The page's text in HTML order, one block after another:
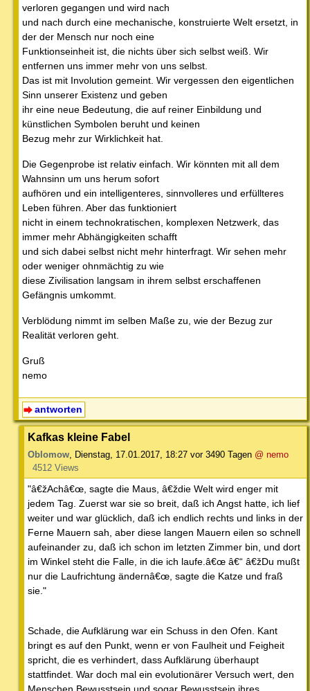
verloren gegangen und wird nach
und nach durch eine mechanische, konstruierte Welt ersetzt, in
der der Mensch nur noch eine
Funktionseinheit ist, die nichts über sich selbst weiß. Wir
entfernen uns immer mehr von uns selbst.
Das ist mit Involution gemeint. Wir vergessen den eigentlichen
Sinn unserer Existenz und geben
ihr eine neue Bedeutung, die auf reiner Einbildung und
künstlichen Symbolen beruht und keinen
Bezug mehr zur Wirklichkeit hat.
Die Gegenprobe ist relativ einfach. Wir könnten mit all dem
Wahnsinn um uns herum sofort
aufhören und ein intelligenteres, sinnvolleres und erfüllteres
Leben führen. Aber das funktioniert
nicht in einem technokratischen, komplexen Netzwerk, das
immer mehr Abhängigkeiten schafft
und sich dabei selbst nicht mehr hinterfragt. Wir sehen mehr
oder weniger ohnmächtig zu wie
diese Zivilisation langsam in ihrem selbst erschaffenen
Gefängnis umkommt.
Verblödung nimmt im selben Maße zu, wie der Bezug zur
Realität verloren geht.
Gruß
nemo
antworten
Kafkas kleine Fabel
Oblomow Dienstag, 17.01.2017, 18:27 vor 3490 Tagen @ nemo
4512 Views
"â€žAchâ€œ, sagte die Maus, â€ždie Welt wird enger mit
jedem Tag. Zuerst war sie so breit, daß ich Angst hatte, ich lief
weiter und war glücklich, daß ich endlich rechts und links in der
Ferne Mauern sah, aber diese langen Mauern eilen so schnell
aufeinander zu, daß ich schon im letzten Zimmer bin, und dort
im Winkel steht die Falle, in die ich laufe.â€œ â€“ â€žDu mußt
nur die Laufrichtung ändernâ€œ, sagte die Katze und fraß
sie."
Schade, die Aufklärung war ein Schuss in den Ofen. Kant
bringt es auf den Punkt, wenn er von Faulheit und Feigheit
spricht, die es verhindert, dass Aufklärung überhaupt
stattfindet. War doch mal ein evolutionärer Versuch wert, den